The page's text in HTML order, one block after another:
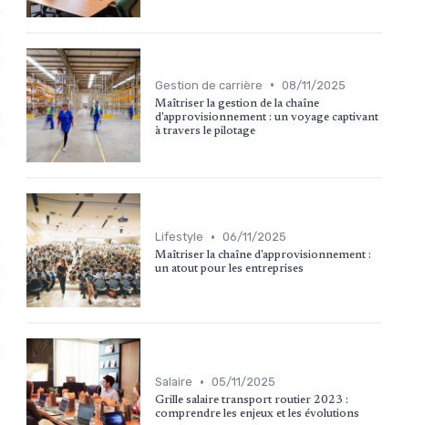
Gestion de carrière • 08/11/2025
Maîtriser la gestion de la chaîne
d'approvisionnement : un voyage captivant
à travers le pilotage
Lifestyle • 06/11/2025
Maîtriser la chaîne d'approvisionnement :
un atout pour les entreprises
Salaire • 05/11/2025
Grille salaire transport routier 2023 :
comprendre les enjeux et les évolutions